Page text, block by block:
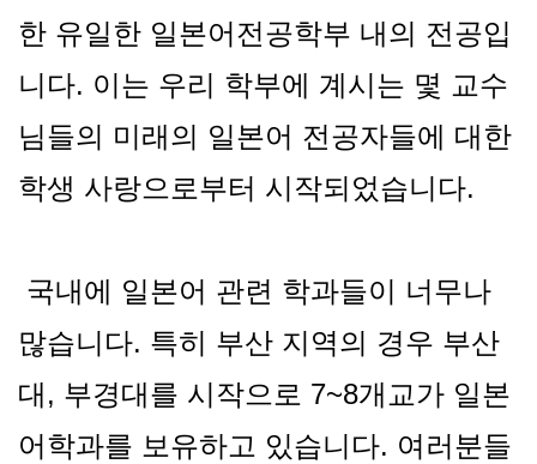
한 유일한 일본어전공학부 내의 전공입
니다. 이는 우리 학부에 계시는 몇 교수
님들의 미래의 일본어 전공자들에 대한
학생 사랑으로부터 시작되었습니다.
국내에 일본어 관련 학과들이 너무나
많습니다. 특히 부산 지역의 경우 부산
대, 부경대를 시작으로 7~8개교가 일본
어학과를 보유하고 있습니다. 여러분들